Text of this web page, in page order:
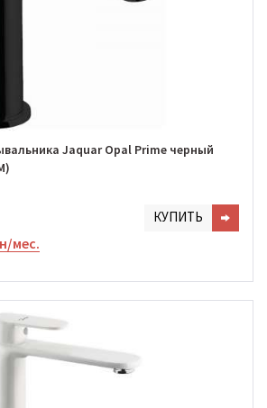
Jaquar Opal Prime черный
КУПИТЬ
мес.